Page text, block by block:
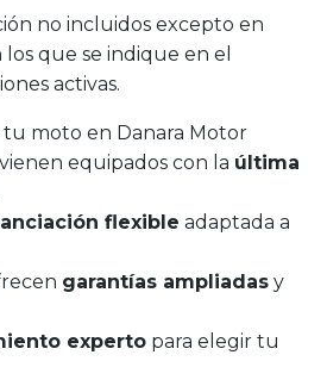
no incluidos excepto en
que se indique en el
activas.
moto en Danara Motor
equipados con la última
flexible adaptada a
garantías ampliadas y
experto para elegir tu